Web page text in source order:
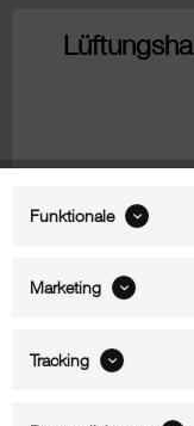
Funktionale
Marketing
Tracking